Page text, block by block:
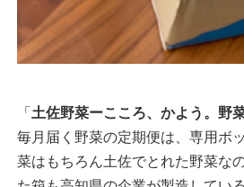
「土佐野菜ーこころ、かよう。野
毎月届く野菜の定期便は、専用ボ
菜はもちろん土佐でとれた野菜な